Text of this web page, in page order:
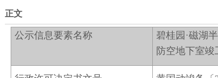
正文
公示信息要素名称
碧桂园·磁湖
防空地下室